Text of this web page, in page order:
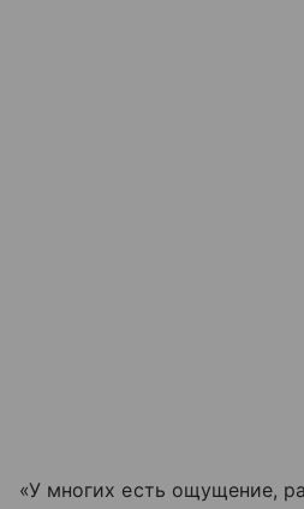
«У многих есть ощущение,